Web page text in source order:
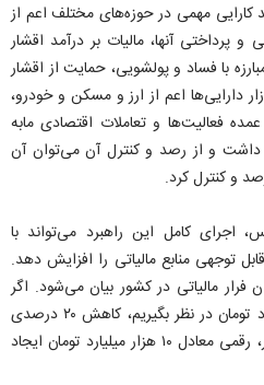
کارایی مهمی در حوزه‌های مختلف اعم از
پرداختی آنها، مالیات بر درآمد اقشار
با فساد و پولشویی، حمایت از اقشار
دارایی‌ها اعم از ارز و مسکن و خودرو،
فعالیت‌ها و تعاملات اقتصادی مابه
داشت و از رصد و کنترل آن می‌توان آن
و کنترل کرد.
کامل این راهبرد می‌تواند با
توجهی منابع مالیاتی را افزایش دهد.
فرار مالیاتی در کشور بیان می‌شود. اگر
این میزان را حداقل ۵۰ هزار میلیارد تومان در نظر بگیریم، کاهش ۲۰ درصدی
فرار مالیاتی با استفاده از این راهکار، رقمی معادل ۱۰ هزار میلیارد تومان ایجاد